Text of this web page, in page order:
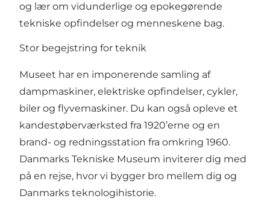
og lær om vidunderlige og epokegørende
tekniske opfindelser og menneskene bag.
Stor begejstring for teknik
Museet har en imponerende samling af
dampmaskiner, elektriske opfindelser, cykler,
biler og flyvemaskiner. Du kan også opleve et
kandestøberværksted fra 1920’erne og en
brand- og redningsstation fra omkring 1960.
Danmarks Tekniske Museum inviterer dig med
på en rejse, hvor vi bygger bro mellem dig og
Danmarks teknologihistorie.